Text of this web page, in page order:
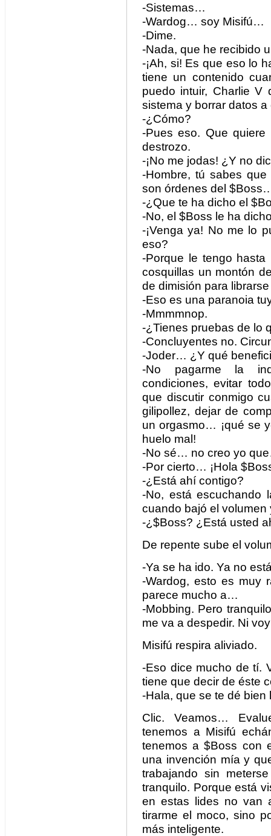
-Sistemas…
-Wardog… soy Misifú…
-Dime.
-Nada, que he recibido
-¡Ah, si! Es que eso lo
tiene un contenido
puedo intuir, Charlie V
sistema y borrar datos
-¿Cómo?
-Pues eso. Que
destrozo.
-¡No me jodas! ¿Y no
-Hombre, tú sabes
son órdenes del
-¿Que te ha dicho el
-No, el $Boss le ha
-¡Venga ya! No me lo
eso?
-Porque le tengo
cosquillas un montón
de dimisión para
-Eso es una paranoia
-Mmmmnop.
-¿Tienes pruebas de lo
-Concluyentes no.
-Joder… ¿Y qué
-No pagarme la
condiciones, evitar
que discutir conmigo
gilipollez, dejar de
un orgasmo… ¡qué se
huelo mal!
-No sé… no creo yo
-Por cierto… ¡Hola
-¿Está ahí contigo?
-No, está escuchando
cuando bajó el volumen
-¿$Boss? ¿Está usted
De repente sube el
-Ya se ha ido. Ya no
-Wardog, esto es muy
parece mucho a…
-Mobbing. Pero
me va a despedir. Ni
Misifú respira aliviado.
-Eso dice mucho de tí.
tiene que decir de éste
-Hala, que se te dé bien
Clic. Veamos…
tenemos a Misifú
tenemos a $Boss con
una invención mía y
trabajando sin
tranquilo. Porque está
en estas lides no van
tirarme el moco, sino
más inteligente.